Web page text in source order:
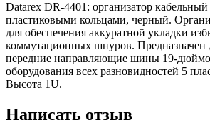
Datarex DR-4401: организатор
пластиковыми кольцами, черный.
для обеспечения аккуратной укладки
коммутационных шнуров. Предназначен
передние направляющие шины 19-
оборудования всех разновидностей 5
Высота 1U.
Написать отзыв